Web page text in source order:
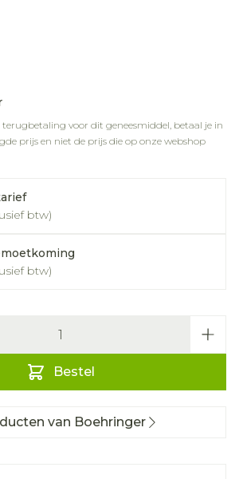
terugbetaling voor dit geneesmiddel, betaal je in
prijs en niet de prijs die op onze webshop
btw)
btw)
Bestel
van Boehringer